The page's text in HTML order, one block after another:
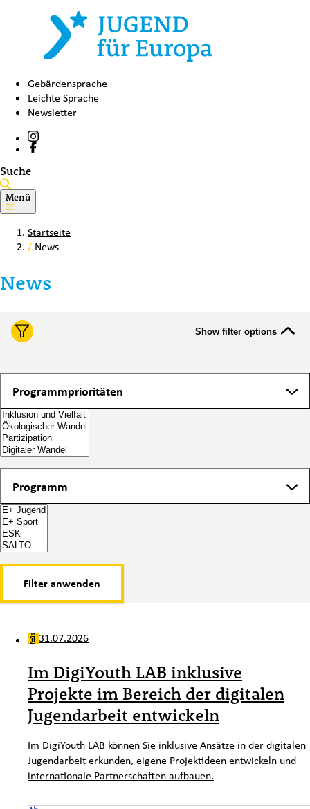
Gebärdensprache
Leichte Sprache
Newsletter
Suche
Menü
Startseite
/ News
News
Show filter options
Programmprioritäten
Programm
Filter anwenden
31.07.2026
Im DigiYouth LAB inklusive
Projekte im Bereich der digitalen
Jugendarbeit entwickeln
Im DigiYouth LAB können Sie inklusive Ansätze in der digitalen
Jugendarbeit erkunden, eigene Projektideen entwickeln und
internationale Partnerschaften aufbauen.